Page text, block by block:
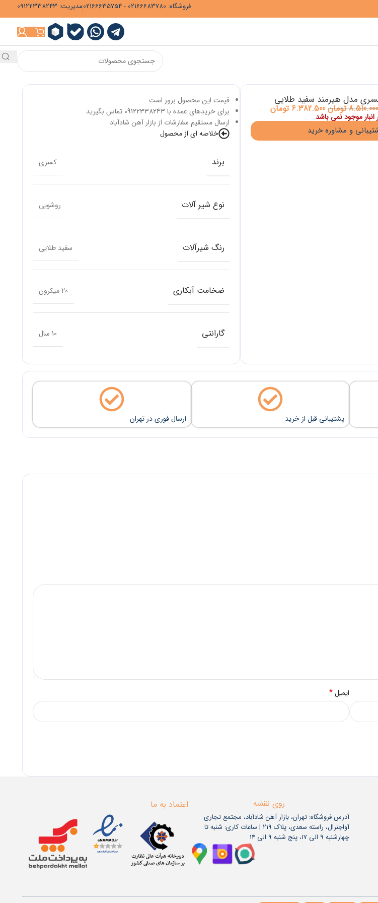
فروشگاه: 02166683780 - 02166635754 مدیریت: 09122338243
قیمت این محصول بروز است
برای خریدهای عمده با 09122338243 تماس بگیرید
ارسال مستقیم سفارشات از بازار آهن شادآباد
خلاصه ای از محصول
برند کسری
نوع شیر آلات روشویی
رنگ شیرآلات سفید طلایی
ضخامت آبکاری 20 میکرون
گارانتی 10 سال
مدل هیرمند سفید طلایی
8.510.000 تومان 6.382.500 تومان
انبار موجود نمی باشد
و مشاوره خرید
پشتیبانی قبل از خرید ارسال فوری در تهران
ایمیل*
روی نقشه
آدرس فروشگاه: تهران، بازار آهن شادآباد، مجتمع تجاری
آواجنرال، راسته سعدی، پلاک 219 | ساعات کاری: شنبه تا
چهارشنبه 9 الی 17، پنج شنبه 9 الی 14
اعتماد به ما